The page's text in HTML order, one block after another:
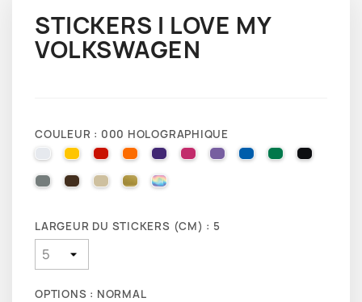
STICKERS I LOVE MY
VOLKSWAGEN
COULEUR : 000 HOLOGRAPHIQUE
010 WHITE025 BRIMSTONE YELLOW
031 RED035 PASTEL ORANGE
040 VIOLET
041 PINK043 LAVENDER
051 GENTIAN BLUE
061 GREEN
070
071 GREY080 BROWN
082 BEIGE
091 GOLD000 HOLOGRAPHIQUE
LARGEUR DU STICKERS (CM) : 5
OPTIONS : NORMAL